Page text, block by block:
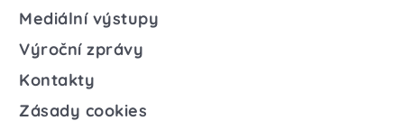
Mediální výstupy
Výroční zprávy
Kontakty
Zásady cookies